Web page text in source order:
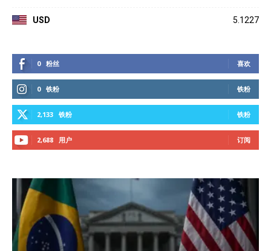
USD 5.1227
0 粉丝 喜欢
0 铁粉 铁粉
2,133 铁粉 铁粉
2,688 用户 订阅